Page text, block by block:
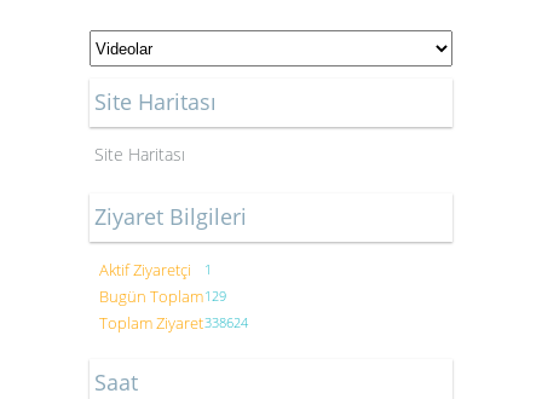
Site Haritası
Site Haritası
Ziyaret Bilgileri
Aktif Ziyaretçi 1
Bugün Toplam129
Toplam Ziyaret338624
Saat